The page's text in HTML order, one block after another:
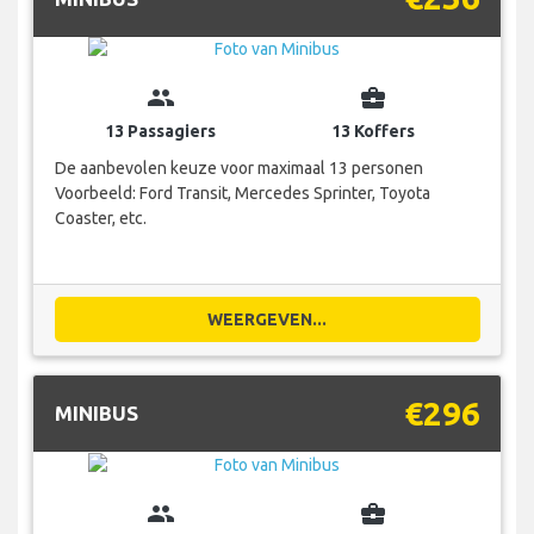
group
13 Passagiers
business_center
13 Koffers
De aanbevolen keuze voor maximaal 13 personen
Voorbeeld: Ford Transit, Mercedes Sprinter, Toyota
Coaster, etc.
WEERGEVEN...
MINIBUS €296
group business_center